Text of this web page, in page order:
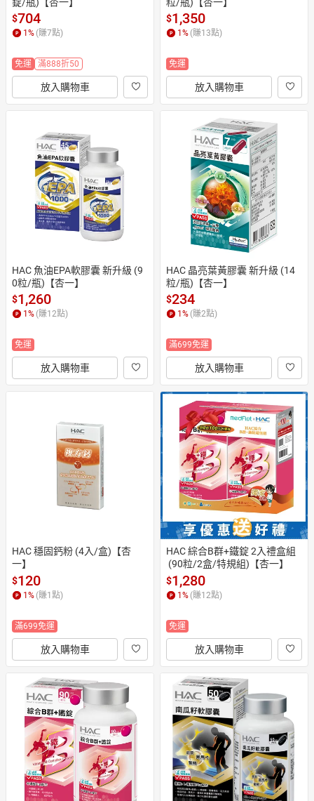
$704
1 % (賺7點)
免運 滿888折50
放入購物車
$1,350
1 % (賺13點)
免運
放入購物車
HAC 魚油EPA軟膠囊 新升級 (9
0粒/瓶)【杏一】
$1,260
1 % (賺12點)
免運
放入購物車
HAC 晶亮葉黃膠囊 新升級 (14
粒/瓶)【杏一】
$234
1 % (賺2點)
滿699免運
放入購物車
HAC 穩固鈣粉 (4入/盒)【杏
一】
$120
1% (賺1點)
滿699免運
放入購物車
HAC 綜合B群+鐵錠 2入禮盒組
(90粒/2盒/特規組)【杏一】
$1,280
1% (賺12點)
免運
放入購物車